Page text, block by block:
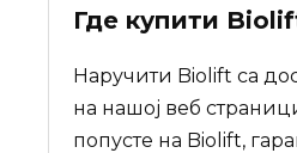
Где купити
Наручити Biolift са
на нашој веб
попусте на Biolift,